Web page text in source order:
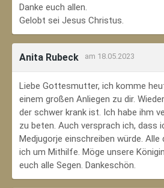
Danke euch allen.
Gelobt sei Jesus Christus.
Anita Rubeck am 18.05.2023
Liebe Gottesmutter, ich komme
einem großen Anliegen zu dir.
der schwer krank ist. Ich habe ihm
zu beten. Auch versprach ich, dass
Medjugorje einschreiben würde. Alle
ich um Mithilfe. Möge unsere
euch alle Segen. Dankeschön.